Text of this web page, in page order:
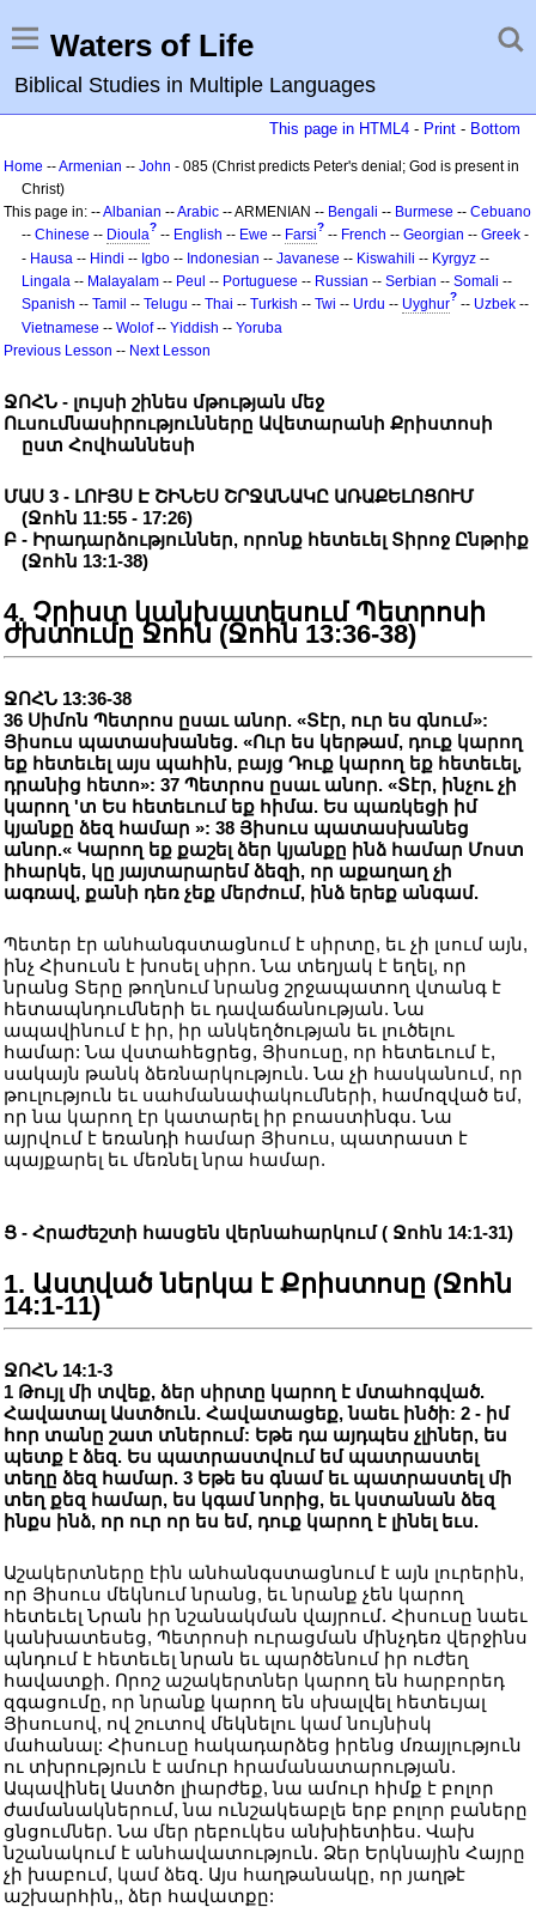
Waters of Life
Biblical Studies in Multiple Languages
This page in HTML4 - Print - Bottom
Home --Armenian -- John - 085 (Christ predicts Peter's denial; God is present in
Christ)
This page in: --Albanian --Arabic -- ARMENIAN -- Bengali -- Burmese -- Cebuano
-- Chinese -- Dioula? -- English -- Ewe -- Farsi? -- French -- Georgian -- Greek -
- Hausa -- Hindi -- Igbo -- Indonesian -- Javanese -- Kiswahili -- Kyrgyz --
Lingala -- Malayalam -- Peul -- Portuguese -- Russian -- Serbian -- Somali --
Spanish -- Tamil -- Telugu -- Thai -- Turkish -- Twi -- Urdu -- Uyghur? -- Uzbek --
Vietnamese -- Wolof-- Yiddish -- Yoruba
Previous Lesson -- Next Lesson
ՋՈՀՆ - լույսի շինես մթության մեջ
Ուսումնասիրությունները Ավետարանի Քրիստոսի
ըստ Հովհաննեսի
ՄԱՍ 3 - ԼՈՒՅՍ Է ՇԻՆԵՍ ՇՐՋԱՆԱԿԸ ԱՌԱՔԵԼՈՑՈՒՄ
(Ջոհն 11:55 - 17:26)
Բ - Իրադարձություններ, որոնք հետեւել Տիրոջ Ընթրիք
(Ջոհն 13:1-38)
4. Չրիստ կանխատեսում Պետրոսի
ժխտումը Ջոհն (Ջոհն 13:36-38)
ՋՈՀՆ 13:36-38
36 Սիմոն Պետրոս ըսաւ անոր. «Տէր, ուր ես գնում»:
Յիսուս պատասխանեց. «Ուր ես կերթամ, դուք կարող
եք հետեւել այս պահին, բայց Դուք կարող եք հետեւել,
դրանից հետո»: 37 Պետրոս ըսաւ անոր. «Տէր, ինչու չի
կարող 'տ Ես հետեւում եք հիմա. Ես պառկեցի իմ
կյանքը ձեզ համար »: 38 Յիսուս պատասխանեց
անոր.« Կարող եք քաշել ձեր կյանքը ինձ համար Մոստ
իհարկե, կը յայտարարեմ ձեզի, որ աքաղաղ չի
ագռավ, քանի դեռ չեք մերժում, ինձ երեք անգամ.
Պետեր էր անհանգստացնում է սիրտը, եւ չի լսում այն,
ինչ Հիսուսն է խոսել սիրո. Նա տեղյակ է եղել, որ
նրանց Տերը թողնում նրանց շրջապատող վտանգ է
հետապնդումների եւ դավաճանության. Նա
ապավինում է իր, իր անկեղծության եւ լուծելու
համար: Նա վստահեցրեց, Յիսուսը, որ հետեւում է,
սակայն թանկ ձեռնարկություն. Նա չի հասկանում, որ
թուլություն եւ սահմանափակումների, համոզված եմ,
որ նա կարող էր կատարել իր բոաստինգս. Նա
այրվում է եռանդի համար Յիսուս, պատրաստ է
պայքարել եւ մեռնել նրա համար.
Ց - Հրաժեշտի հասցեն վերնահարկում ( Ջոհն 14:1-31)
1. Աստված ներկա է Քրիստոսը (Ջոհն
14:1-11)
ՋՈՀՆ 14:1-3
1 Թույլ մի տվեք, ձեր սիրտը կարող է մտահոգված.
Հավատալ Աստծուն. Հավատացեք, նաեւ ինծի: 2 - իմ
հոր տանը շատ տներում: Եթե դա այդպես չլիներ, ես
պետք է ձեզ. Ես պատրաստվում եմ պատրաստել
տեղը ձեզ համար. 3 Եթե ես գնամ եւ պատրաստել մի
տեղ քեզ համար, ես կգամ նորից, եւ կստանան ձեզ
ինքս ինձ, որ ուր որ ես եմ, դուք կարող է լինել եւս.
Աշակերտները էին անհանգստացնում է այն լուրերին,
որ Յիսուս մեկնում նրանց, եւ նրանք չեն կարող
հետեւել Նրան իր նշանակման վայրում. Հիսուսը նաեւ
կանխատեսեց, Պետրոսի ուրացման մինչդեռ վերջինս
պնդում է հետեւել նրան եւ պարծենում իր ուժեղ
հավատքի. Որոշ աշակերտներ կարող են հարբորեդ
զգացումը, որ նրանք կարող են սխալվել հետեւյալ
Յիսուսով, ով շուտով մեկնելու կամ նույնիսկ
մահանալ: Հիսուսը հակադարձեց իրենց մռայլություն
ու տխրություն է ամուր հրամանատարության.
Ապավինել Աստծո լիարժեք, նա ամուր հիմք է բոլոր
ժամանակներում, նա ունշակեաբլե երբ բոլոր բաները
ցնցումներ. Նա մեր րեբուկես անխիետիես. Վախ
նշանակում է անհավատություն. Ձեր Երկնային Հայրը
չի խաբում, կամ ձեզ. Այս հաղթանակը, որ յաղթէ
աշխարհին,, ձեր հավատքը: